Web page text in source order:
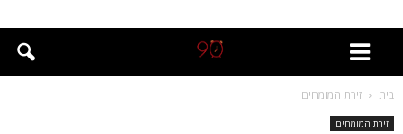
בית זירת המומחים
זירת המומחים